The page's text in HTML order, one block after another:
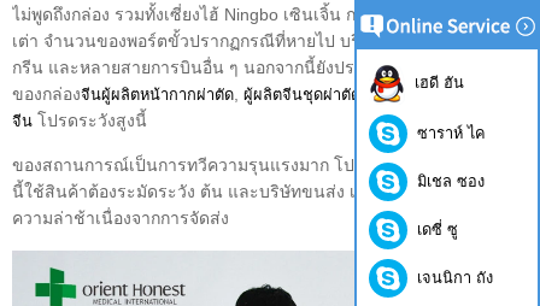
ไม่พูดถึงกล่อง รวมทั้งเซี่ยงไฮ้ Ningbo เซินเจิ้น กวางโจวหนานชา ชิง
เต่า จำนวนของพอร์ตขั้วปรากฏกรณีที่หายไป บริษัทขนส่ง Dafei เอเวอร์
กรีน และหลายสายการบินอื่น ๆ นอกจากนี้ยังปรากฏในกรณีที่ขาดแคลน
ของกล่องจีนผู้ผลิตหน้ากากผ่าตัด ผู้ผลิตจีนชุดผ่าตัด และผู้ผลิตผ้าอ้อมเสื้อ
จีน โปรดระวังสูงนี้
ของสถานการณ์เป็นการทวีความรุนแรงมาก โปรดรีบบอกกัน เมื่อเร็ว ๆ
นี้ใช้สินค้าต้องระมัดระวัง ต้น และบริษัทขนส่ง เพื่อยืนยัน เพื่อหลีกเลี่ยง
ความล่าช้าเนื่องจากการจัดส่ง
เฮดี ฮัน
ซาราห์ ไค
มิเชล ซอง
เดซี่ ซู
เจนนิกา ถัง